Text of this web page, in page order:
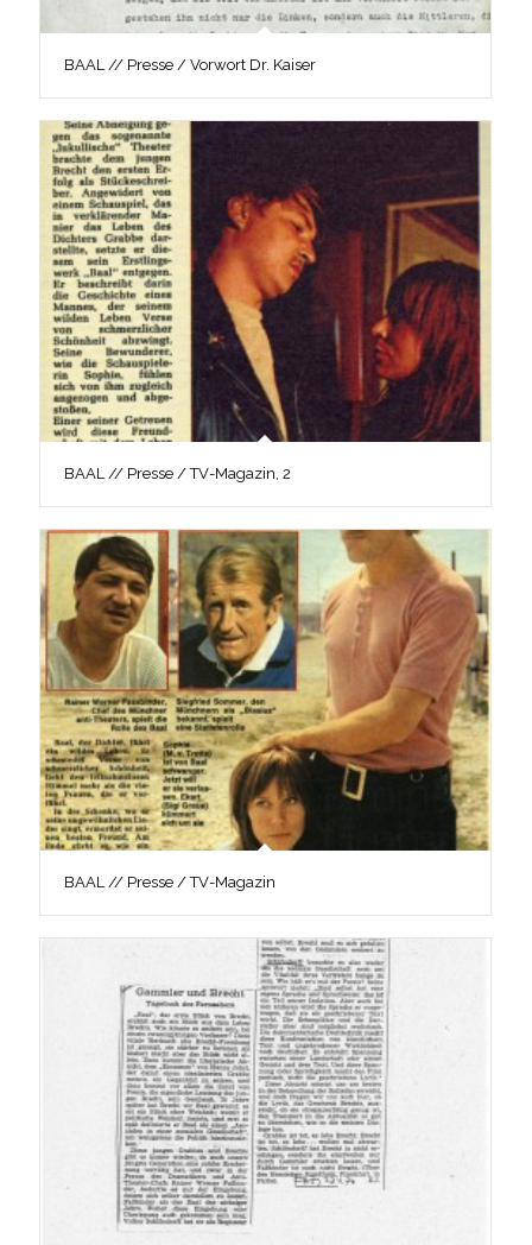
BAAL // Presse / Vorwort Dr. Kaiser
BAAL // Presse / TV-Magazin, 2
BAAL // Presse / TV-Magazin